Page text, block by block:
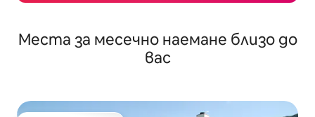
Места за месечно наемане близо до
вас